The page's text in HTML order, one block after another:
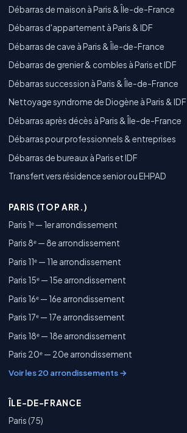
Débarras de maison à Paris & Île-de-France
Débarras d'appartement à Paris & IDF
Débarras de cave à Paris & Île-de-France
Débarras de grenier & combles à Paris et IDF
Débarras succession à Paris & Île-de-France
Nettoyage syndrome de Diogène à Paris & IDF
Débarras après décès à Paris & Île-de-France
Débarras pour professionnels & entreprises
Débarras de bureaux à Paris et IDF
Transfert vers résidence senior ou EHPAD
PARIS (TOP ARR.)
Paris 1ᵉ — 1er arrondissement
Paris 8ᵉ — 8e arrondissement
Paris 11ᵉ — 11e arrondissement
Paris 15ᵉ — 15e arrondissement
Paris 16ᵉ — 16e arrondissement
Paris 17ᵉ — 17e arrondissement
Paris 18ᵉ — 18e arrondissement
Paris 20ᵉ — 20e arrondissement
Voir les 20 arrondissements →
ÎLE-DE-FRANCE
Paris (75)